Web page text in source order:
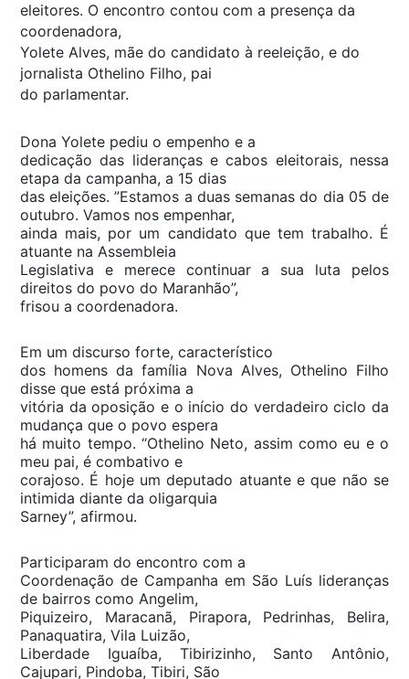
eleitores. O encontro contou com a presença da
coordenadora,
Yolete Alves, mãe do candidato à reeleição, e do
jornalista Othelino Filho, pai
do parlamentar.
Dona Yolete pediu o empenho e a
dedicação das lideranças e cabos eleitorais, nessa
etapa da campanha, a 15 dias
das eleições. ”Estamos a duas semanas do dia 05 de
outubro. Vamos nos empenhar,
ainda mais, por um candidato que tem trabalho. É
atuante na Assembleia
Legislativa e merece continuar a sua luta pelos
direitos do povo do Maranhão”,
frisou a coordenadora.
Em um discurso forte, característico
dos homens da família Nova Alves, Othelino Filho
disse que está próxima a
vitória da oposição e o início do verdadeiro ciclo da
mudança que o povo espera
há muito tempo. “Othelino Neto, assim como eu e o
meu pai, é combativo e
corajoso. É hoje um deputado atuante e que não se
intimida diante da oligarquia
Sarney”, afirmou.
Participaram do encontro com a
Coordenação de Campanha em São Luís lideranças
de bairros como Angelim,
Piquizeiro, Maracanã, Pirapora, Pedrinhas, Belira,
Panaquatira, Vila Luizão,
Liberdade Iguaíba, Tibirizinho, Santo Antônio,
Cajupari, Pindoba, Tibiri, São